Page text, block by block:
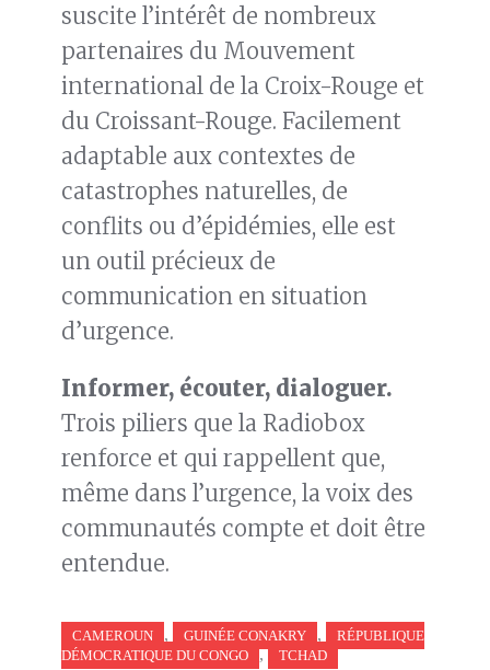
suscite l’intérêt de nombreux
partenaires du Mouvement
international de la Croix-Rouge et
du Croissant-Rouge. Facilement
adaptable aux contextes de
catastrophes naturelles, de
conflits ou d’épidémies, elle est
un outil précieux de
communication en situation
d’urgence.
Informer, écouter, dialoguer.
Trois piliers que la Radiobox
renforce et qui rappellent que,
même dans l’urgence, la voix des
communautés compte et doit être
entendue.
CAMEROUN , GUINÉE CONAKRY ,
RÉPUBLIQUE
DÉMOCRATIQUE DU CONGO
, TCHAD